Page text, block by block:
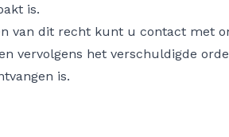
is.
van dit recht kunt u contact met
vervolgens het verschuldigde
is.